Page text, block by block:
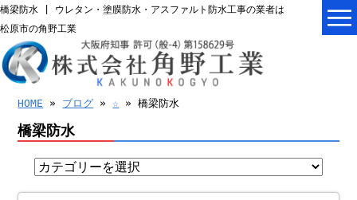
橋梁防水 | ウレタン・塗膜防水・アスファルト防水工事の業者は
松原市の角野工業
HOME » ブログ »☆ » 橋梁防水
橋梁防水